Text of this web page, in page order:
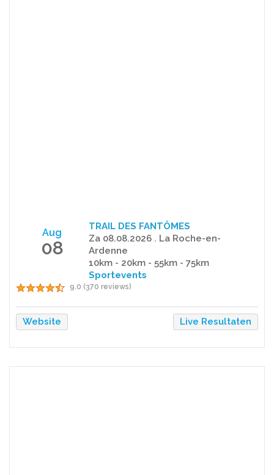
Aug
08
TRAIL DES FANTÔMES
Za 08.08.2026 . La Roche-en-
Ardenne
10km - 20km - 55km - 75km
Sportevents
9.0 (370 reviews)
Website Live Resultaten